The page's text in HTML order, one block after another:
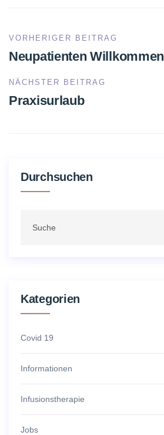
VORHERIGER BEITRAG
Neupatienten Willkommen
NÄCHSTER BEITRAG
Praxisurlaub
Durchsuchen
Kategorien
Covid 19
Informationen
Infusionstherapie
Jobs